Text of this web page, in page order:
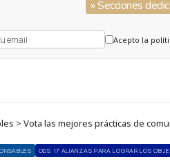
» Secciones
Acepto la
> Vota las mejores prácticas de
ODS 17 ALIANZAS PARA LOGRAR LOS